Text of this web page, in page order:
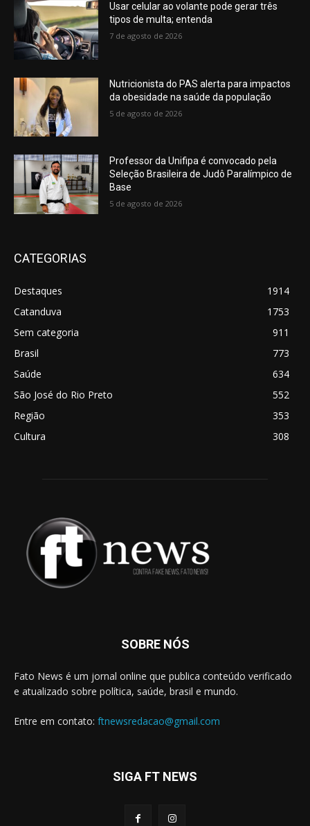
Usar celular ao volante pode gerar três
tipos de multa; entenda
7 de agosto de 2026
Nutricionista do PAS alerta para impactos
da obesidade na saúde da população
5 de agosto de 2026
Professor da Unifipa é convocado pela
Seleção Brasileira de Judô Paralímpico de
Base
5 de agosto de 2026
CATEGORIAS
Destaques
1914
Catanduva
1753
Sem categoria
911
Brasil
773
Saúde
634
São José do Rio Preto
552
Região
353
Cultura
308
SOBRE NÓS
Fato News é um jornal online que publica conteúdo verificado
e atualizado sobre política, saúde, brasil e mundo.
Entre em contato: ftnewsredacao@gmail.com
SIGA FT NEWS